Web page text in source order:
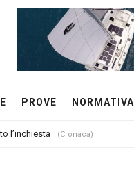
PROVE NORMATIVA
l’inchiesta (Cronaca)